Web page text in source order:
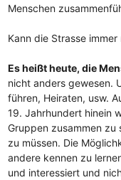
Menschen
Kann die Strasse
Es heißt heute, die
nicht anders gewesen.
führen, Heiraten, usw.
19. Jahrhundert hinein
Gruppen zusammen zu
zu müssen. Die
andere kennen zu
und interessiert und